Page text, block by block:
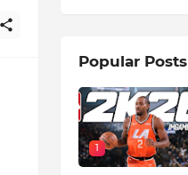
Popular Posts
1